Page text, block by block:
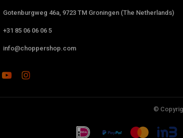
Gotenburgweg 46a, 9723 TM Groningen (The Netherlands)
+31 85 06 06 06 5
info@choppershop.com
©